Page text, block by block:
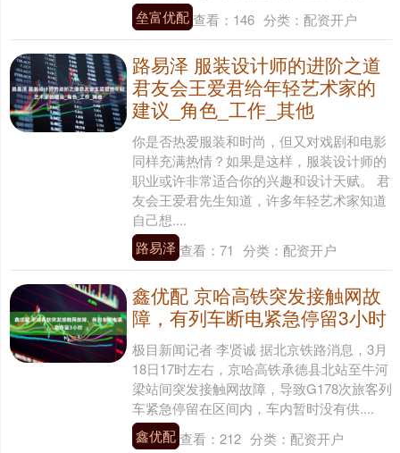
垒富优配查看： 146 分类： 配资开户
路易泽 服装设计师的进阶之道
君友会王爱君给年轻艺术家的
建议_角色_工作_其他
你是否热爱服装和时尚，但又对戏剧和电影
同样充满热情？如果是这样，服装设计师的
职业或许非常适合你的兴趣和设计天赋。 君
友会王爱君先生知道，许多年轻艺术家知道
自己想....
路易泽 查看： 71 分类： 配资开户
鑫优配 京哈高铁突发接触网故
障，有列车断电紧急停留3小时
极目新闻记者 李贤诚 据北京铁路消息，3月
18日17时左右，京哈高铁承德县北站至牛河
梁站间突发接触网故障，导致G178次旅客列
车紧急停留在区间内，车内暂时没有供....
鑫优配查看： 212 分类： 配资开户